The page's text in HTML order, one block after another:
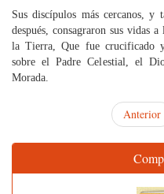
Sus discípulos más cercanos, y
después, consagraron sus vidas
la Tierra, Que fue crucificado y
sobre el Padre Celestial, el
Morada.
Anterior